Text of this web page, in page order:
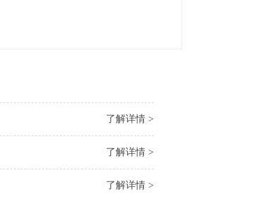
了解详情 >
了解详情 >
了解详情 >